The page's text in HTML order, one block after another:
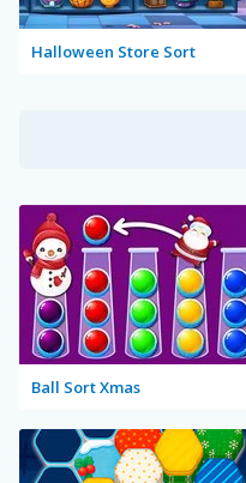
Halloween Store Sort
Ball Sort Xmas